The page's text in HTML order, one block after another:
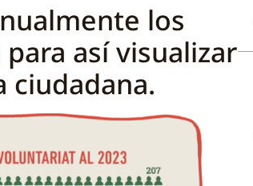
los
así visualizar
ciudadana.